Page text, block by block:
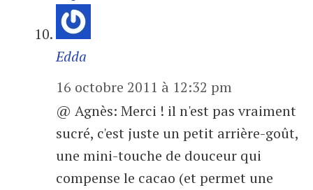
Edda
16 octobre 2011 à 12:32 pm
@ Agnès: Merci ! il n'est pas vraiment
sucré, c'est juste un petit arrière-goût,
une mini-touche de douceur qui
compense le cacao (et permet une